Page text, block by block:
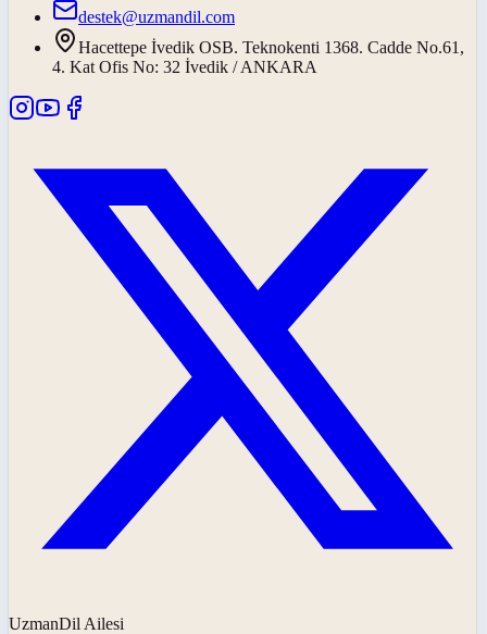
destek@uzmandil.com
Hacettepe İvedik OSB. Teknokenti 1368. Cadde No.61,
4. Kat Ofis No: 32 İvedik / ANKARA
UzmanDil Ailesi